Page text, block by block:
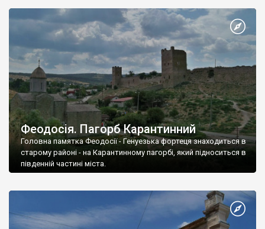
Феодосія. Пагорб Карантинний
Головна памятка Феодосії - Генуезька фортеця знаходиться в
старому районі - на Карантинному пагорбі, який підноситься в
південній частині міста.